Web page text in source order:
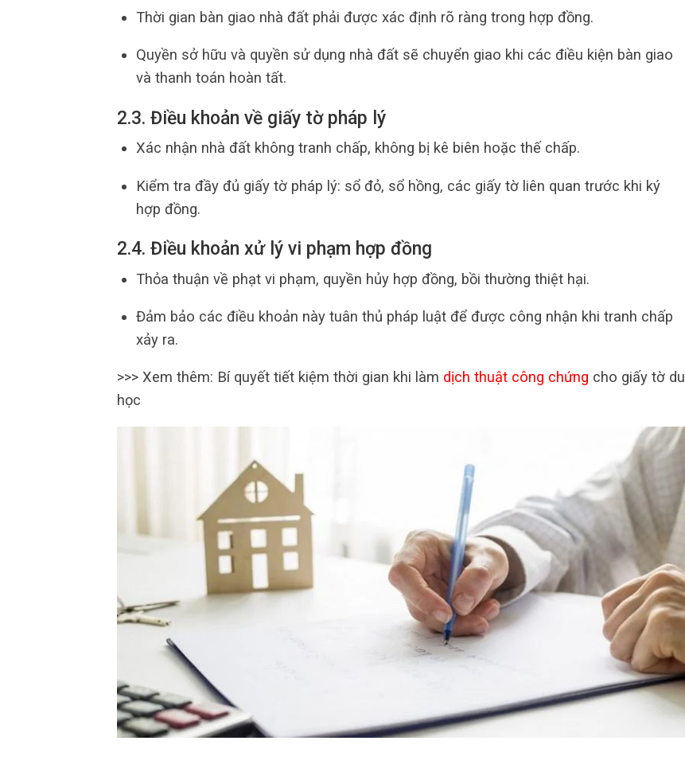
Thời gian bàn giao nhà đất phải được xác định rõ ràng trong hợp đồng.
Quyền sở hữu và quyền sử dụng nhà đất sẽ chuyển giao khi các điều kiện bàn giao
và thanh toán hoàn tất.
2.3. Điều khoản về giấy tờ pháp lý
Xác nhận nhà đất không tranh chấp, không bị kê biên hoặc thế chấp.
Kiểm tra đầy đủ giấy tờ pháp lý: sổ đỏ, sổ hồng, các giấy tờ liên quan trước khi ký
hợp đồng.
2.4. Điều khoản xử lý vi phạm hợp đồng
Thỏa thuận về phạt vi phạm, quyền hủy hợp đồng, bồi thường thiệt hại.
Đảm bảo các điều khoản này tuân thủ pháp luật để được công nhận khi tranh chấp
xảy ra.
>>> Xem thêm: Bí quyết tiết kiệm thời gian khi làm dịch thuật công chứng cho giấy tờ du
học